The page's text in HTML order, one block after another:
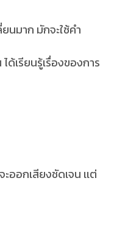
นมาก มักจะใช้คำ
เรียนรู้เรื่องของการ
ออกเสียงชัดเจน เเต่